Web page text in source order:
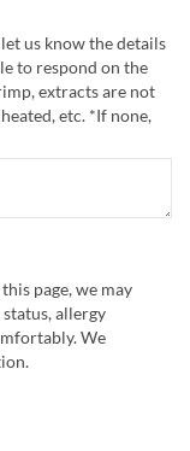
us know the details
to respond on the
extracts are not
etc. *If none,
page, we may
allergy
We